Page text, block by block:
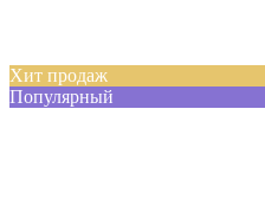
Хит продаж
Популярный